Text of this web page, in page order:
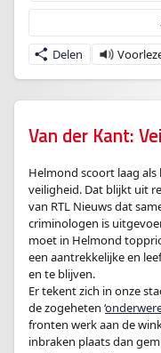
Delen
Van der Kant:
Helmond scoort laag
veiligheid. Dat blijkt uit
van RTL Nieuws dat
criminologen is
moet in Helmond
een aantrekkelijke en
en te blijven.
Er tekent zich in onze
de zogeheten ‘
fronten werk aan de
inbraken plaats dan